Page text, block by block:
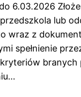
6.03.2026
lub
wraz z
spełnienie
branych